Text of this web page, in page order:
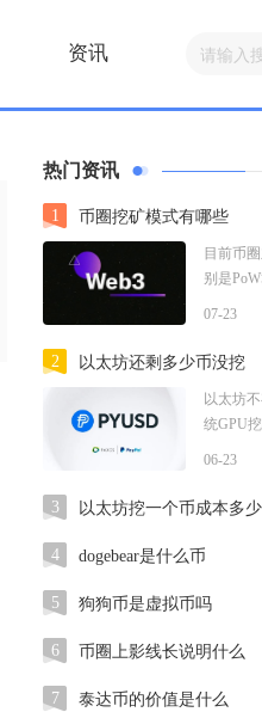
资讯
热门资讯
1 币圈挖矿模式有哪些
目前币
别是
07-23
2 以太坊还剩多少币没挖
以太坊
统GPU
06-23
3 以太坊挖一个币成本多少
4 dogebear是什么币
5 狗狗币是虚拟币吗
6 币圈上影线长说明什么
7 泰达币的价值是什么